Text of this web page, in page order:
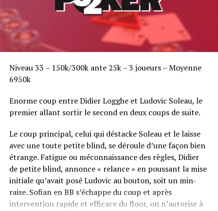
Niveau 33 – 150k/300k ante 25k – 3 joueurs – Moyenne
6950k
Enorme coup entre Didier Logghe et Ludovic Soleau, le
premier allant sortir le second en deux coups de suite.
Le coup principal, celui qui déstacke Soleau et le laisse
avec une toute petite blind, se déroule d’une façon bien
étrange. Fatigue ou méconnaissance des règles, Didier
de petite blind, annonce « relance » en poussant la mise
initiale qu’avait posé Ludovic au bouton, soit un min-
raise. Sofian en BB s’échappe du coup et après
intervention rapide et efficace du floor, on n’autorise à